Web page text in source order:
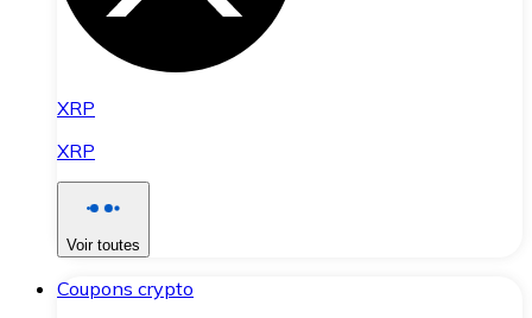
XRP
XRP
Voir toutes
Coupons crypto